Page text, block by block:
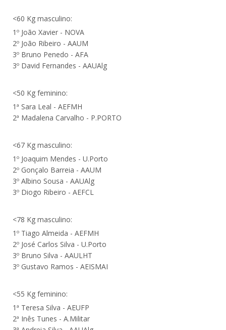
<60 Kg masculino:
1º João Xavier - NOVA
2º João Ribeiro - AAUM
3º Bruno Penedo - AFA
3º David Fernandes - AAUAlg
<50 Kg feminino:
1ª Sara Leal - AEFMH
2ª Madalena Carvalho - P.PORTO
<67 Kg masculino:
1º Joaquim Mendes - U.Porto
2º Gonçalo Barreia - AAUM
3º Albino Sousa - AAUAlg
3º Diogo Ribeiro - AEFCL
<78 Kg masculino:
1º Tiago Almeida - AEFMH
2º José Carlos Silva - U.Porto
3º Bruno Silva - AAULHT
3º Gustavo Ramos - AEISMAI
<55 Kg feminino:
1ª Teresa Silva - AEUFP
2ª Inês Tunes - A.Militar